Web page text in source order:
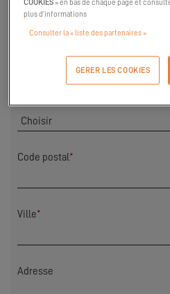
Code postal*
Ville*
Adresse
COOKIES » en bas de chaque page et
plus d’informations
Consulter la « liste des partenaires »
GERER LES COOKIES